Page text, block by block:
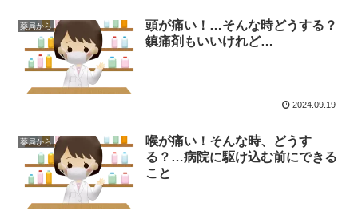
薬局から
頭が痛い！…そんな時どうする？
鎮痛剤もいいけれど…
2024.09.19
薬局から
喉が痛い！そんな時、どうす
る？…病院に駆け込む前にできる
こと